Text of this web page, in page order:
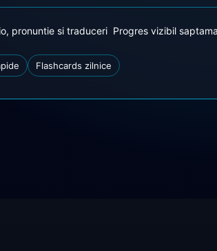
pronuntie si traduceri Progres vizibil
Flashcards zilnice